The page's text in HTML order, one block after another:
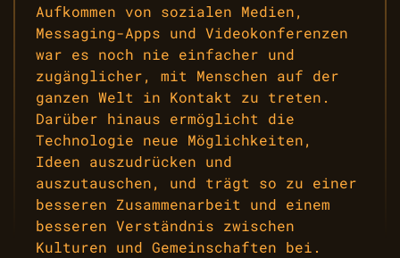
Aufkommen von sozialen Medien,
Messaging-Apps und Videokonferenzen
war es noch nie einfacher und
zugänglicher, mit Menschen auf der
ganzen Welt in Kontakt zu treten.
Darüber hinaus ermöglicht die
Technologie neue Möglichkeiten,
Ideen auszudrücken und
auszutauschen, und trägt so zu einer
besseren Zusammenarbeit und einem
besseren Verständnis zwischen
Kulturen und Gemeinschaften bei.